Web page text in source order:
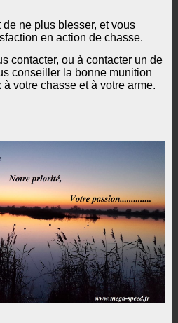
ne plus blesser, et vous
en action de chasse.
contacter, ou à contacter un de
conseiller la bonne munition
votre chasse et à votre arme.